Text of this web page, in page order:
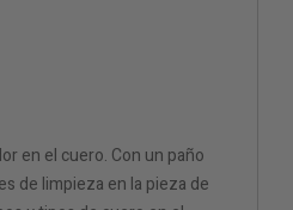
en el cuero. Con un paño
de limpieza en la pieza de